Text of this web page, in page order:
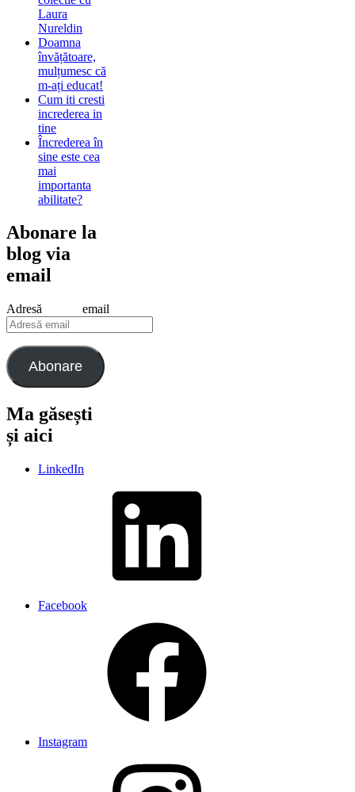
Laura
Nureldin
Doamna
învățătoare,
mulțumesc că
m-ați educat!
Cum iti cresti
increderea in
tine
Încrederea în
sine este cea
mai
importanta
abilitate?
Abonare la
blog via
email
Adresă email
Abonare
Ma găsești
și aici
LinkedIn
Facebook
Instagram